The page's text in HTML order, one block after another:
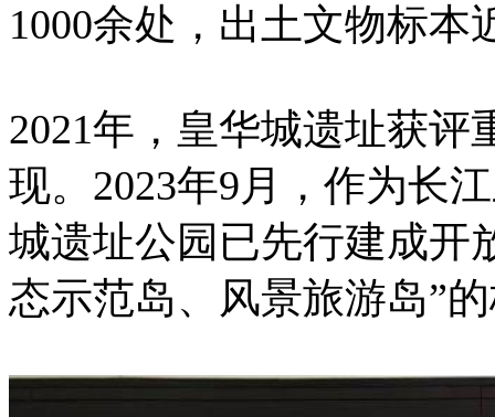
1000余处，出土文物标本
2021年，皇华城遗址获评
现。2023年9月，作为长
城遗址公园已先行建成开
态示范岛、风景旅游岛”